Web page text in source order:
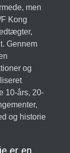
men
Kong
Gennem
og
10-års, 20-
og historie
er en